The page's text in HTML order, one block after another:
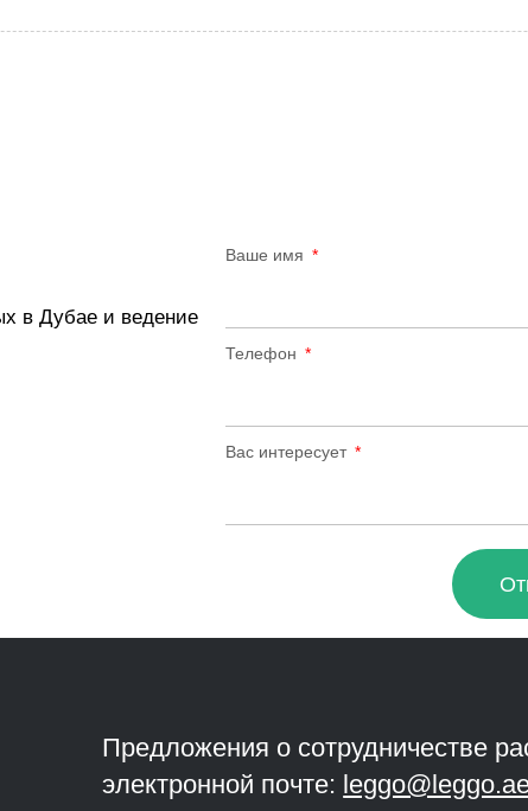
в Дубае и ведение
Ваше имя
Телефон
Вас интересует
Предложения о сотрудничестве
электронной почте: